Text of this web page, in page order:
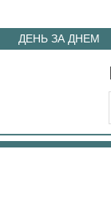
ДЕНЬ ЗА ДНЕМ